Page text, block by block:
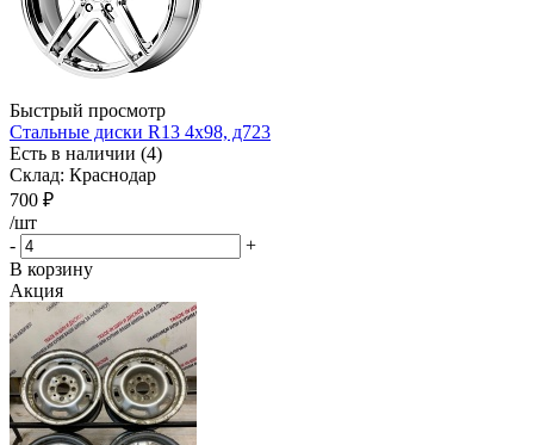
Быстрый просмотр
Стальные диски R13 4x98, д723
Есть в наличии (4)
Склад: Краснодар
700 ₽
/шт
-
+
В корзину
Акция